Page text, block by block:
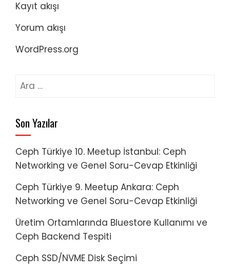
Kayıt akışı
Yorum akışı
WordPress.org
Arama:
Son Yazılar
Ceph Türkiye 10. Meetup İstanbul: Ceph
Networking ve Genel Soru-Cevap Etkinliği
Ceph Türkiye 9. Meetup Ankara: Ceph
Networking ve Genel Soru-Cevap Etkinliği
Üretim Ortamlarında Bluestore Kullanımı ve
Ceph Backend Tespiti
Ceph SSD/NVME Disk Seçimi